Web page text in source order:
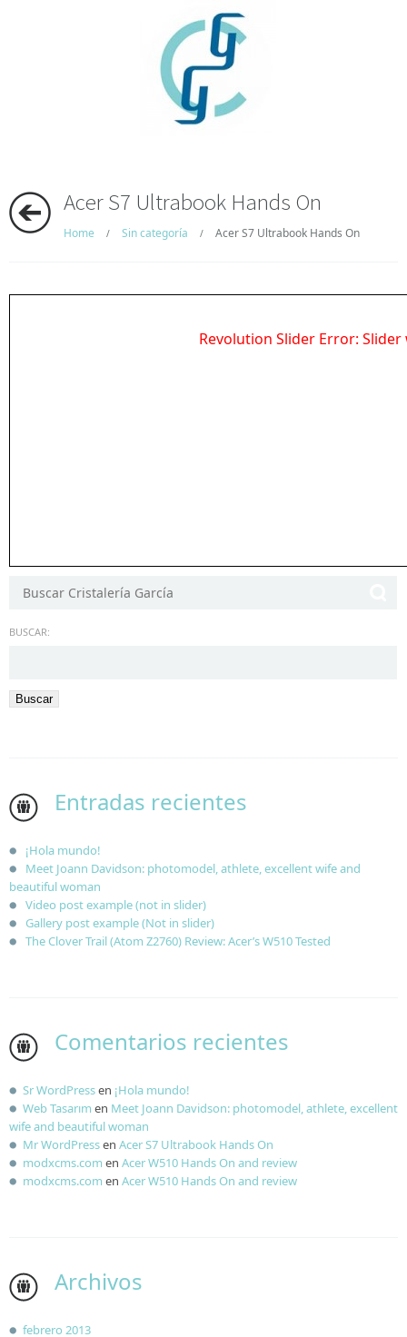
Acer S7 Ultrabook Hands On
Home / Sin categoría / Acer S7 Ultrabook Hands On
Revolution Slider Error:
BUSCAR:
Entradas recientes
¡Hola mundo!
Meet Joann Davidson: photomodel, athlete, excellent wife and
beautiful woman
Video post example (not in slider)
Gallery post example (Not in slider)
The Clover Trail (Atom Z2760) Review: Acer’s W510 Tested
Comentarios recientes
Sr WordPressen ¡Hola mundo!
Web Tasarım en Meet Joann Davidson: photomodel, athlete, excellent
wife and beautiful woman
Mr WordPressen Acer S7 Ultrabook Hands On
modxcms.com en Acer W510 Hands On and review
modxcms.com en Acer W510 Hands On and review
Archivos
febrero 2013